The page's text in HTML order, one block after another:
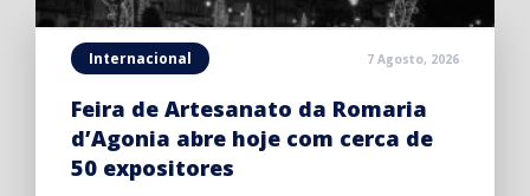
Internacional 7 Agosto, 2026
Feira de Artesanato da Romaria
d’Agonia abre hoje com cerca de
50 expositores